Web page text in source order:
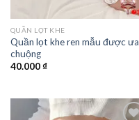
QUẦN LỌT KHE
Quần lọt khe ren mẫu được ưa
chuộng
40.000₫